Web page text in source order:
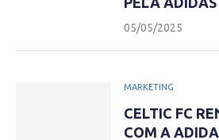
05/05/2025
MARKETING
CELTIC FC
COM A